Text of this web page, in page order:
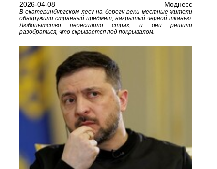
2026-04-08 Моднесс
В екатеринбургском лесу на берегу реки местные жители
обнаружили странный предмет, накрытый черной тканью.
Любопытство пересилило страх, и они решили
разобраться, что скрывается под покрывалом.